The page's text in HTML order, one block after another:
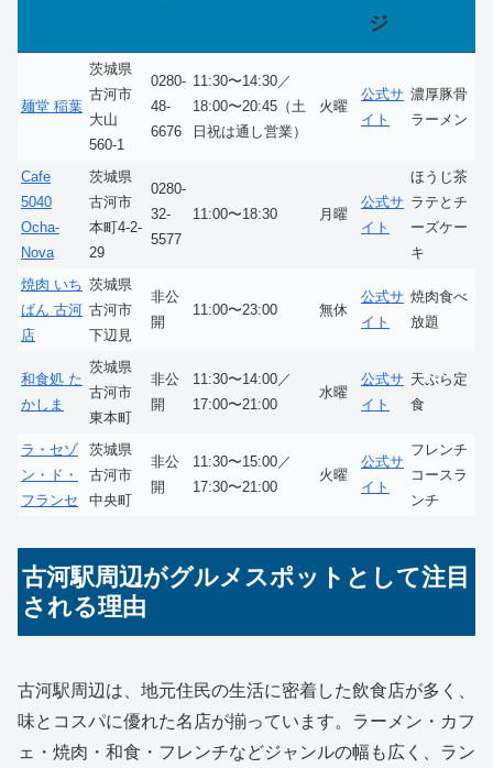
ジ
麺堂 稲葉
茨城県
古河市
大山
560-1
0280-
48-
6676
11:30〜14:30／
18:00〜20:45（土
日祝は通し営業）
火曜
公式サ
イト
濃厚豚骨
ラーメン
Cafe
5040
Ocha-
Nova
茨城県
古河市
本町4-2-
29
0280-
32-
5577
11:00〜18:30 月曜
公式サ
イト
ほうじ茶
ラテとチ
ーズケー
キ
焼肉 いち
ばん 古河
店
茨城県
古河市
下辺見
非公
開
11:00〜23:00 無休
公式サ
イト
焼肉食べ
放題
和食処 た
かしま
茨城県
古河市
東本町
非公
開
11:30〜14:00／
17:00〜21:00
水曜
公式サ
イト
天ぷら定
食
ラ・セゾ
ン・ド・
フランセ
茨城県
古河市
中央町
非公
開
11:30〜15:00／
17:30〜21:00
火曜
公式サ
イト
フレンチ
コースラ
ンチ
古河駅周辺がグルメスポットとして注目
される理由
古河駅周辺は、地元住民の生活に密着した飲食店が多く、
味とコスパに優れた名店が揃っています。ラーメン・カフ
ェ・焼肉・和食・フレンチなどジャンルの幅も広く、ラン